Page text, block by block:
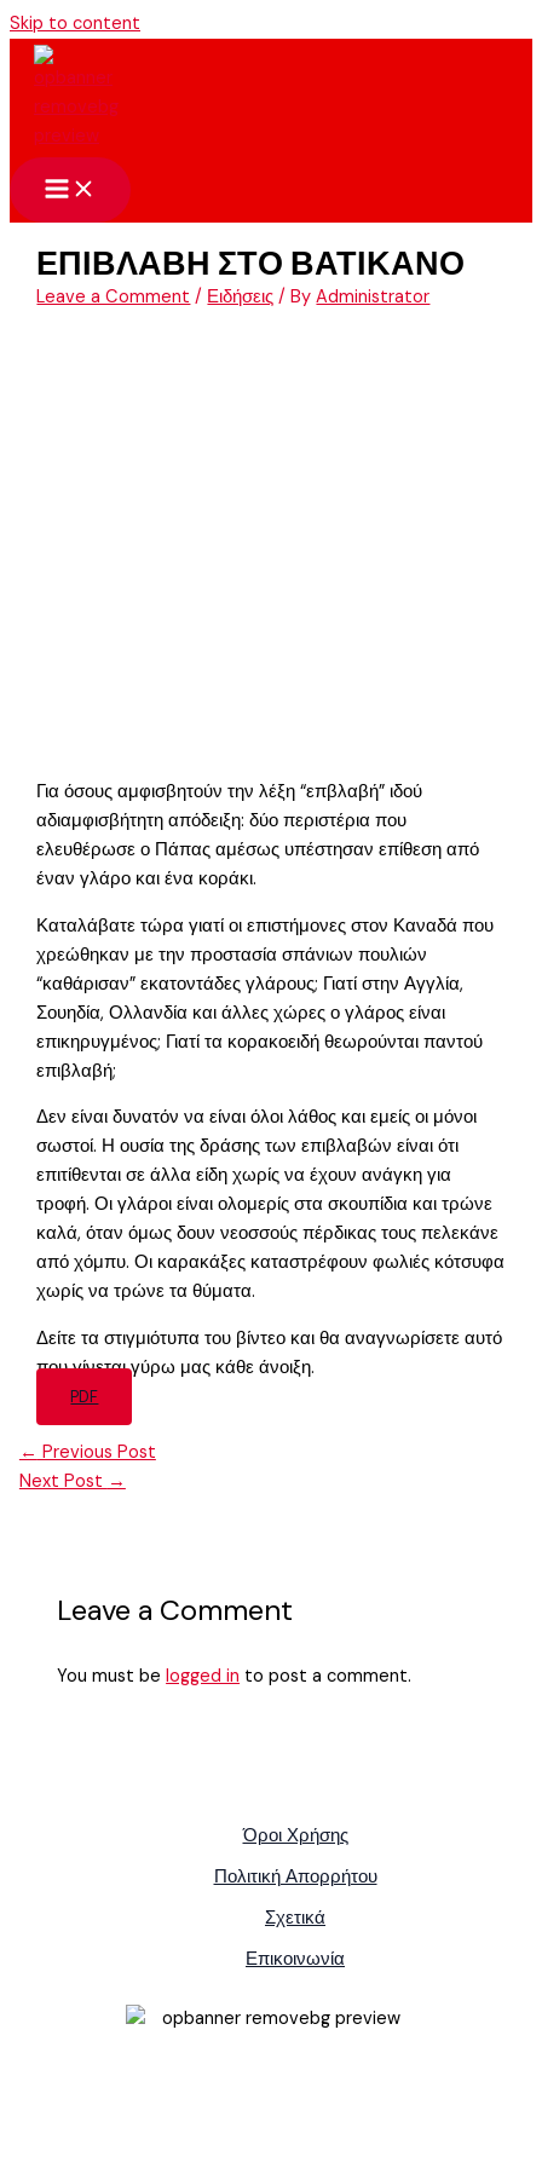
Skip to content
ΕΠΙΒΛΑΒΗ ΣΤΟ ΒΑΤΙΚΑΝΟ
Leave a Comment / Ειδήσεις / ByAdministrator
Για όσους αμφισβητούν την λέξη “επβλαβή” ιδού
αδιαμφισβήτητη απόδειξη: δύο περιστέρια που
ελευθέρωσε ο Πάπας αμέσως υπέστησαν επίθεση από
έναν γλάρο και ένα κοράκι.
Καταλάβατε τώρα γιατί οι επιστήμονες στον Καναδά που
χρεώθηκαν με την προστασία σπάνιων πουλιών
“καθάρισαν” εκατοντάδες γλάρους; Γιατί στην Αγγλία,
Σουηδία, Ολλανδία και άλλες χώρες ο γλάρος είναι
επικηρυγμένος; Γιατί τα κορακοειδή θεωρούνται παντού
επιβλαβή;
Δεν είναι δυνατόν να είναι όλοι λάθος και εμείς οι μόνοι
σωστοί. Η ουσία της δράσης των επιβλαβών είναι ότι
επιτίθενται σε άλλα είδη χωρίς να έχουν ανάγκη για
τροφή. Οι γλάροι είναι ολομερίς στα σκουπίδια και τρώνε
καλά, όταν όμως δουν νεοσσούς πέρδικας τους πελεκάνε
από χόμπυ. Οι καρακάξες καταστρέφουν φωλιές κότσυφα
χωρίς να τρώνε τα θύματα.
Δείτε τα στιγμιότυπα του βίντεο και θα αναγνωρίσετε αυτό
που γίνεται γύρω μας κάθε άνοιξη.
PDF
← Previous Post
Next Post →
Leave a Comment
You must belogged in to post a comment.
Όροι Χρήσης
Πολιτική Απορρήτου
Σχετικά
Επικοινωνία